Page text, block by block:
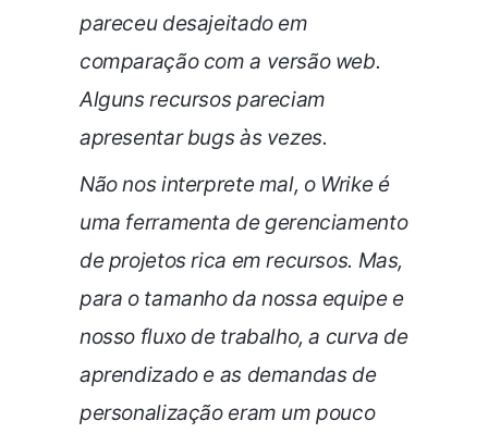
pareceu desajeitado em
comparação com a versão web.
Alguns recursos pareciam
apresentar bugs às vezes.
Não nos interprete mal, o Wrike é
uma ferramenta de gerenciamento
de projetos rica em recursos. Mas,
para o tamanho da nossa equipe e
nosso fluxo de trabalho, a curva de
aprendizado e as demandas de
personalização eram um pouco